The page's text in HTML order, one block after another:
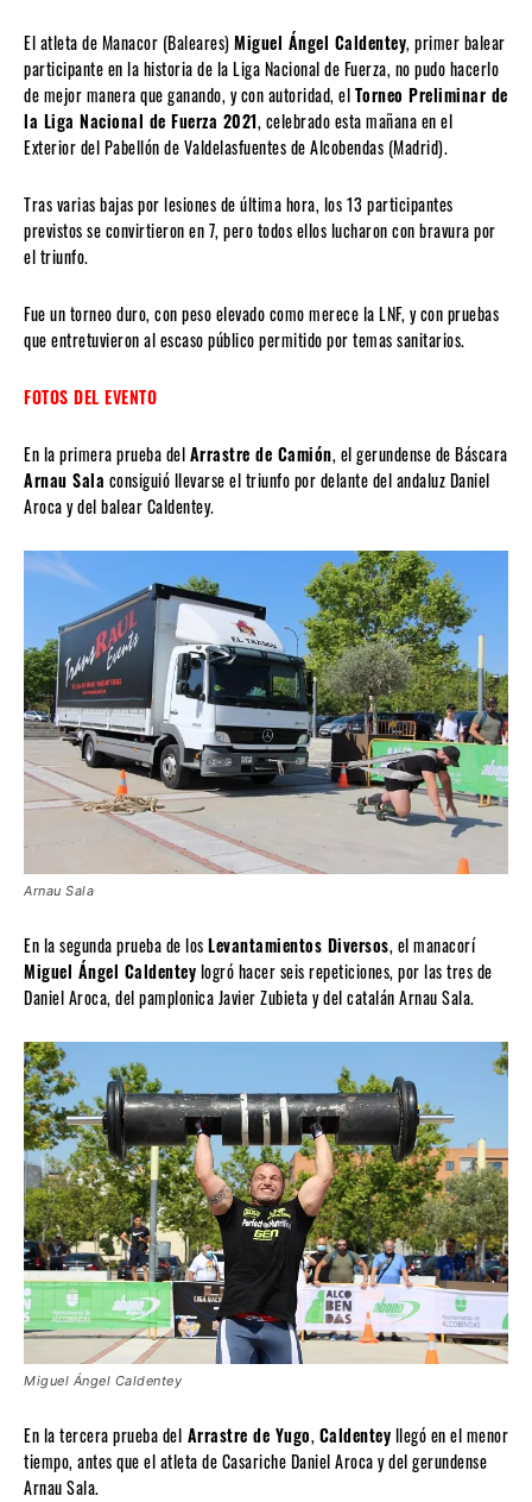
El atleta de Manacor (Baleares)Miguel Ángel Caldentey, primer balear
participante en la historia de la Liga Nacional de Fuerza, no pudo hacerlo
de mejor manera que ganando, y con autoridad, elTorneo Preliminar de
la Liga Nacional de Fuerza 2021, celebrado esta mañana en el
Exterior del Pabellón de Valdelasfuentes de Alcobendas (Madrid).
Tras varias bajas por lesiones de última hora, los 13 participantes
previstos se convirtieron en 7, pero todos ellos lucharon con bravura por
el triunfo.
Fue un torneo duro, con peso elevado como merece la LNF, y con pruebas
que entretuvieron al escaso público permitido por temas sanitarios.
FOTOS DEL EVENTO
En la primera prueba delArrastre de Camión, el gerundense de Báscara
Arnau Sala consiguió llevarse el triunfo por delante del andaluz Daniel
Aroca y del balear Caldentey.
Arnau Sala
En la segunda prueba de losLevantamientos Diversos, el manacorí
Miguel Ángel Caldenteylogró hacer seis repeticiones, por las tres de
Daniel Aroca, del pamplonica Javier Zubieta y del catalán Arnau Sala.
Miguel Ángel Caldentey
En la tercera prueba del Arrastre de Yugo,Caldenteyllegó en el menor
tiempo, antes que el atleta de Casariche Daniel Aroca y del gerundense
Arnau Sala.